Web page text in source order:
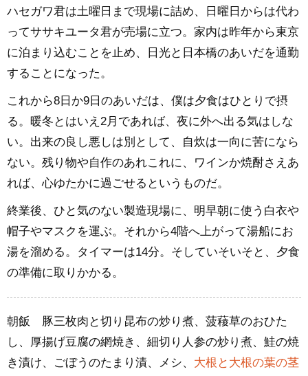
ハセガワ君は土曜日まで現場に詰め、日曜日からは代わ
ってササキユータ君が売場に立つ。家内は昨年から東京
に泊まり込むことを止め、日光と日本橋のあいだを通勤
することになった。
これから8日か9日のあいだは、僕は夕食はひとりで摂
る。暖冬とはいえ2月であれば、夜に外へ出る気はしな
い。出来の良し悪しは別として、自炊は一向に苦になら
ない。残り物や自作のあれこれに、ワインか焼酎さえあ
れば、心ゆたかに過ごせるというものだ。
終業後、ひと気のない製造現場に、明早朝に使う白衣や
帽子やマスクを運ぶ。それから4階へ上がって湯船にお
湯を溜める。タイマーは14分。そしていそいそと、夕食
の準備に取りかかる。
朝飯 豚三枚肉と切り昆布の炒り煮、菠薐草のおひた
し、厚揚げ豆腐の網焼き、細切り人参の炒り煮、鮭の焼
き漬け、ごぼうのたまり漬、メシ、 大根と大根の葉の茎